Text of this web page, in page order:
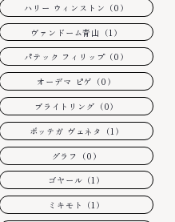
ハリー ウィンストン（0）
ヴァンドーム青山（1）
パテック フィリップ（0）
オーデマ ピゲ（0）
ブライトリング（0）
ボッテガ ヴェネタ（1）
グラフ（0）
ゴヤール（1）
ミキモト（1）